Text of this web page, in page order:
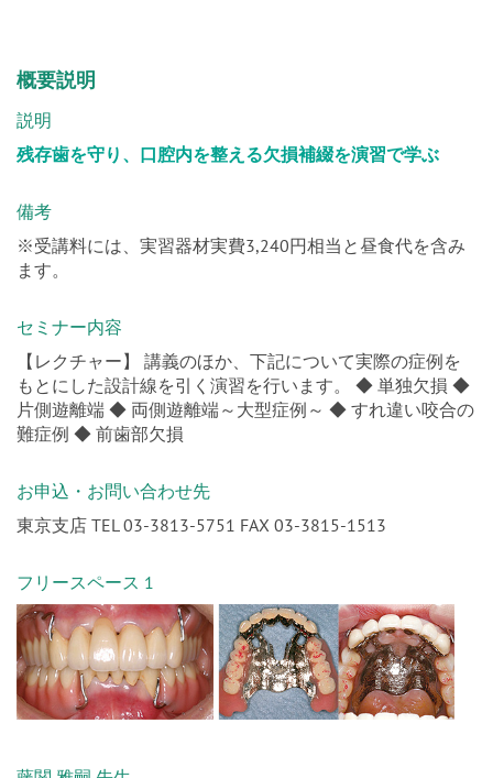
概要説明
説明
残存歯を守り、口腔内を整える欠損補綴を演習で学ぶ
備考
※受講料には、実習器材実費3,240円相当と昼食代を含み
ます。
セミナー内容
【レクチャー】 講義のほか、下記について実際の症例を
もとにした設計線を引く演習を行います。 ◆ 単独欠損 ◆
片側遊離端 ◆ 両側遊離端～大型症例～ ◆ すれ違い咬合の
難症例 ◆ 前歯部欠損
お申込・お問い合わせ先
東京支店 TEL 03-3813-5751 FAX 03-3815-1513
フリースペース 1